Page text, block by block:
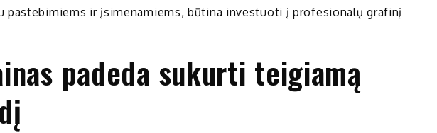
pastebimiems ir įsimenamiems, būtina investuoti į profesionalų grafinį
padeda sukurti teigiamą